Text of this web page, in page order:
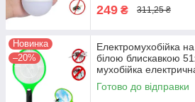
249 ₴ 311,25 ₴
Новинка
–20%
Електромухобійка
білою блискавкою
мухобійка
Готово до відправки